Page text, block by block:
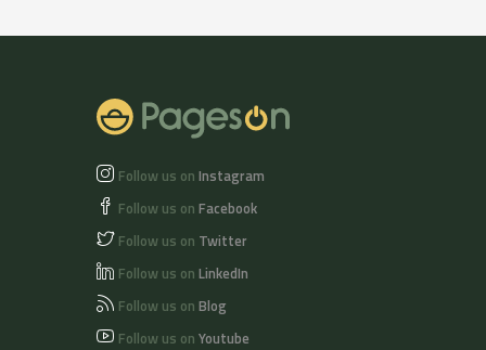
Follow us on Instagram
Follow us on Facebook
Follow us on Twitter
Follow us on LinkedIn
Follow us on Blog
Follow us on Youtube